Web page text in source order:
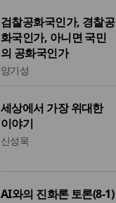
검찰공화국인가, 경찰공
화국인가, 아니면 국민
의 공화국인가
양기성
세상에서 가장 위대한
이야기
신성욱
AI와의 진화론 토론(8-1)